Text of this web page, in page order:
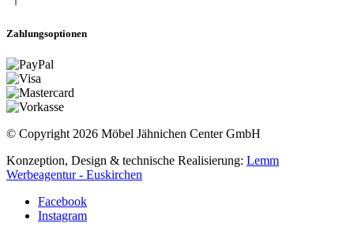
Zahlungsoptionen
© Copyright 2026 Möbel Jähnichen Center GmbH
Konzeption, Design & technische Realisierung: Lemm
Werbeagentur - Euskirchen
Facebook
Instagram